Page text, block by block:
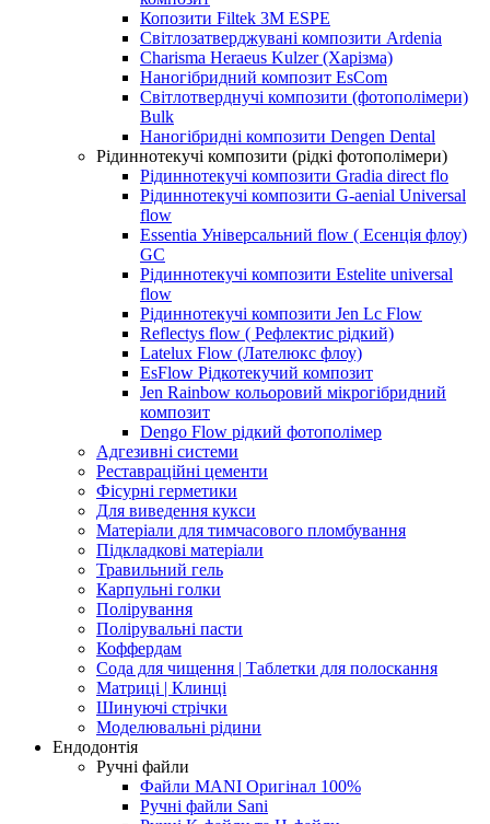
Копозити Filtek 3M ESPE
Світлозатверджувані композити Ardenia
Charisma Heraeus Kulzer (Харізма)
Наногібридний композит EsCom
Світлотверднучі композити (фотополімери)
Bulk
Наногібридні композити Dengen Dental
Рідиннотекучі композити (рідкі фотополімери)
Рідиннотекучі композити Gradia direct flo
Рідиннотекучі композити G-aenial Universal
flow
Essentia Універсальний flow ( Есенція флоу)
GC
Рідиннотекучі композити Estelite universal
flow
Рідиннотекучі композити Jen Lc Flow
Reflectys flow ( Рефлектис рідкий)
Latelux Flow (Лателюкс флоу)
EsFlow Рідкотекучий композит
Jen Rainbow кольоровий мікрогібридний
композит
Dengo Flow рідкий фотополімер
Адгезивні системи
Реставраційні цементи
Фісурні герметики
Для виведення кукси
Матеріали для тимчасового пломбування
Підкладкові матеріали
Травильний гель
Карпульні голки
Полірування
Полірувальні пасти
Коффердам
Сода для чищення | Таблетки для полоскання
Матриці | Клинці
Шинуючі стрічки
Моделювальні рідини
Ендодонтія
Ручні файли
Файли MANI Оригінал 100%
Ручні файли Sani